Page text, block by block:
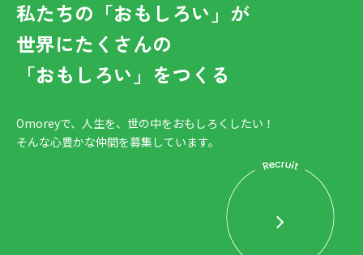
私たちの「おもしろい」が
世界にたくさんの
「おもしろい」をつくる
Omoreyで、人生を、世の中をおもしろくしたい！
そんな心豊かな仲間を募集しています。